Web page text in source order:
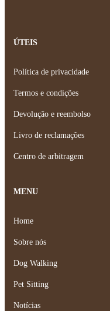
ÚTEIS
Política de privacidade
Termos e condições
Devolução e reembolso
Livro de reclamações
Centro de arbitragem
MENU
Home
Sobre nós
Dog Walking
Pet Sitting
Notícias